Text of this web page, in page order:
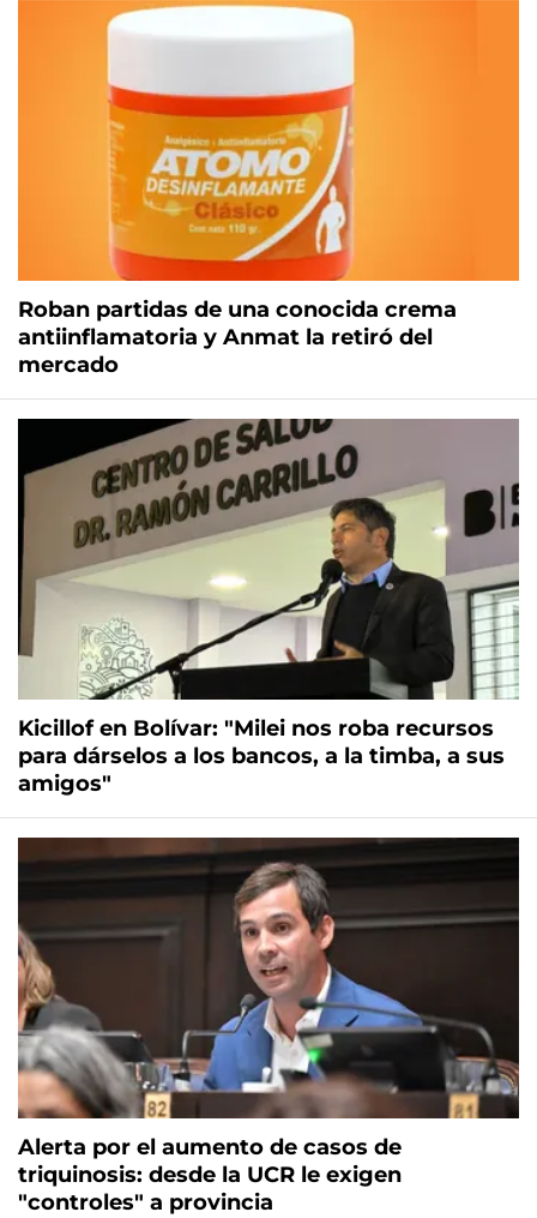
Roban partidas de una conocida crema
antiinflamatoria y Anmat la retiró del
mercado
Kicillof en Bolívar: "Milei nos roba recursos
para dárselos a los bancos, a la timba, a sus
amigos"
Alerta por el aumento de casos de
triquinosis: desde la UCR le exigen
"controles" a provincia